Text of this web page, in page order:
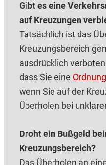
Gibt es eine
auf Kreuzungen
Tatsächlich ist das
Kreuzungsbereich
ausdrücklich
dass Sie eine
wenn Sie auf der
Überholen bei
Droht ein Bußgeld
Kreuzungsbereich?
Das Überholen an